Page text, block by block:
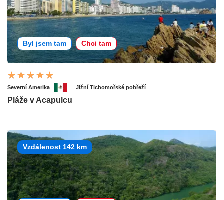
Byl jsem tam Chci tam
Severní Amerika Jižní Tichomořské pobřeží
Pláže v Acapulcu
Vzdálenost 142 km